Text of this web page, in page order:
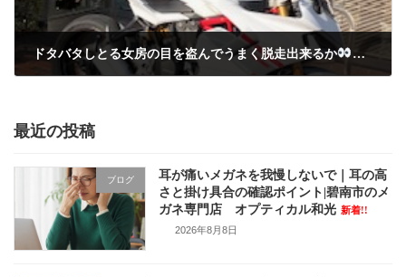
ドタバタしとる女房の目を盗んでうまく脱走出来るか 今年最
最近の投稿
ブログ
耳が痛いメガネを我慢しないで｜耳の高
さと掛け具合の確認ポイント|碧南市のメ
ガネ専門店 オプティカル和光 新着!!
2026年8月8日